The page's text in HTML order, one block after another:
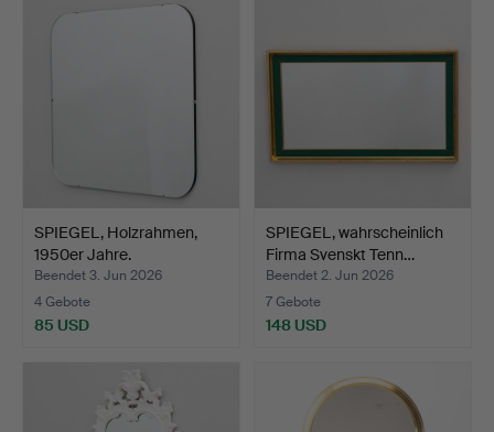
SPIEGEL, Holzrahmen,
1950er Jahre.
Beendet 3. Jun 2026
4 Gebote
85 USD
SPIEGEL, wahrscheinlich
Firma Svenskt Tenn…
Beendet 2. Jun 2026
7 Gebote
148 USD